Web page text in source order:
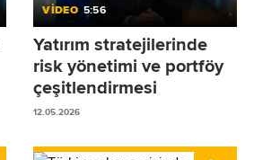
VİDEO 5:56
Yatırım stratejilerinde
risk yönetimi ve portföy
çeşitlendirmesi
12.05.2026